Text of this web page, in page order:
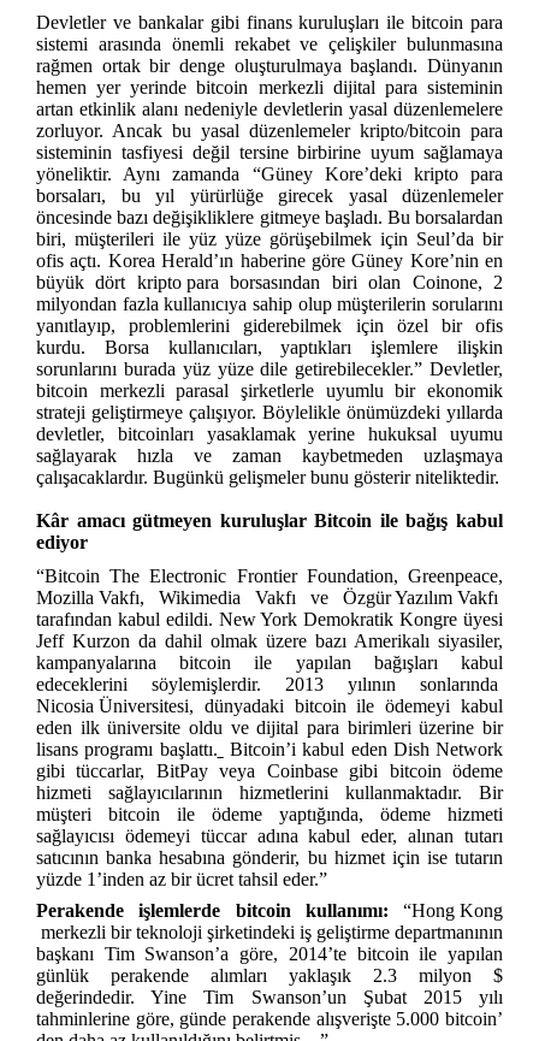
Devletler ve bankalar gibi finans kuruluşları ile bitcoin para
sistemi arasında önemli rekabet ve çelişkiler bulunmasına
rağmen ortak bir denge oluşturulmaya başlandı. Dünyanın
hemen yer yerinde bitcoin merkezli dijital para sisteminin
artan etkinlik alanı nedeniyle devletlerin yasal düzenlemelere
zorluyor. Ancak bu yasal düzenlemeler kripto/bitcoin para
sisteminin tasfiyesi değil tersine birbirine uyum sağlamaya
yöneliktir. Aynı zamanda “Güney Kore’deki kripto para
borsaları, bu yıl yürürlüğe girecek yasal düzenlemeler
öncesinde bazı değişikliklere gitmeye başladı. Bu borsalardan
biri, müşterileri ile yüz yüze görüşebilmek için Seul’da bir
ofis açtı. Korea Herald’ın haberine göre Güney Kore’nin en
büyük dört kripto para borsasından biri olan Coinone, 2
milyondan fazla kullanıcıya sahip olup müşterilerin sorularını
yanıtlayıp, problemlerini giderebilmek için özel bir ofis
kurdu. Borsa kullanıcıları, yaptıkları işlemlere ilişkin
sorunlarını burada yüz yüze dile getirebilecekler.” Devletler,
bitcoin merkezli parasal şirketlerle uyumlu bir ekonomik
strateji geliştirmeye çalışıyor. Böylelikle önümüzdeki yıllarda
devletler, bitcoinları yasaklamak yerine hukuksal uyumu
sağlayarak hızla ve zaman kaybetmeden uzlaşmaya
çalışacaklardır. Bugünkü gelişmeler bunu gösterir niteliktedir.
Kâr amacı gütmeyen kuruluşlar Bitcoin ile bağış kabul
ediyor
“Bitcoin The Electronic Frontier Foundation, Greenpeace,
Mozilla Vakfı, Wikimedia Vakfı ve Özgür Yazılım Vakfı
tarafından kabul edildi. New York Demokratik Kongre üyesi
Jeff Kurzon da dahil olmak üzere bazı Amerikalı siyasiler,
kampanyalarına bitcoin ile yapılan bağışları kabul
edeceklerini söylemişlerdir. 2013 yılının sonlarında
Nicosia Üniversitesi, dünyadaki bitcoin ile ödemeyi kabul
eden ilk üniversite oldu ve dijital para birimleri üzerine bir
lisans programı başlattı.
Bitcoin’i kabul eden Dish Network
gibi tüccarlar, BitPay veya Coinbase gibi bitcoin ödeme
hizmeti sağlayıcılarının hizmetlerini kullanmaktadır. Bir
müşteri bitcoin ile ödeme yaptığında, ödeme hizmeti
sağlayıcısı ödemeyi tüccar adına kabul eder, alınan tutarı
satıcının banka hesabına gönderir, bu hizmet için ise tutarın
yüzde 1’inden az bir ücret tahsil eder.”
Perakende işlemlerde bitcoin kullanımı: “Hong Kong
merkezli bir teknoloji şirketindeki iş geliştirme departmanının
başkanı Tim Swanson’a göre, 2014’te bitcoin ile yapılan
günlük perakende alımları yaklaşık 2.3 milyon $
değerindedir. Yine Tim Swanson’un Şubat 2015 yılı
tahminlerine göre, günde perakende alışverişte 5.000 bitcoin’